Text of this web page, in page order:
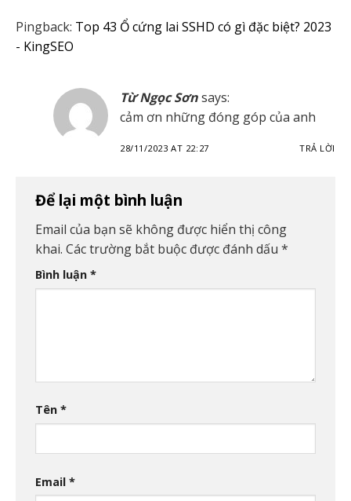
Pingback: Top 43 Ổ cứng lai SSHD có gì đặc biệt? 2023
- KingSEO
Từ Ngọc Sơnsays:
cảm ơn những đóng góp của anh
28/11/2023 AT 22:27 TRẢ LỜI
Để lại một bình luận
Email của bạn sẽ không được hiển thị công
khai. Các trường bắt buộc được đánh dấu *
Bình luận *
Tên *
Email *